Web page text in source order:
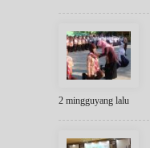
2 mingguyang lalu